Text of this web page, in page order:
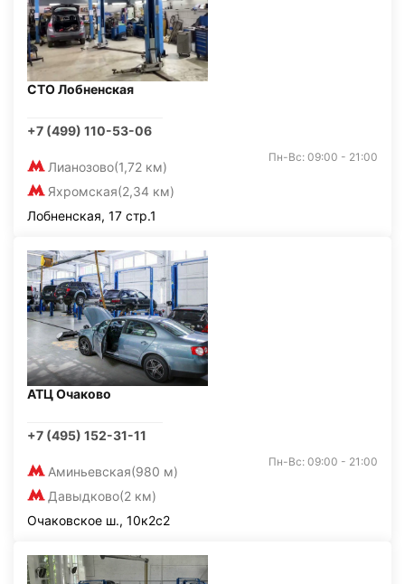
СТО Лобненская
+7 (499) 110-53-06
Лианозово(1,72 км)
Яхромская(2,34 км)
Пн-Вс: 09:00 - 21:00
Лобненская, 17 стр.1
АТЦ Очаково
+7 (495) 152-31-11
Аминьевская(980 м)
Давыдково(2 км)
Пн-Вс: 09:00 - 21:00
Очаковское ш., 10к2с2